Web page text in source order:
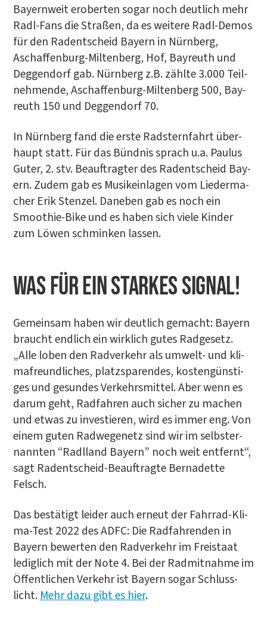
Bay­ern­weit erober­ten sogar noch deut­lich mehr
Radl-Fans die Stra­ßen, da es wei­te­re Radl-Demos
für den Radent­scheid Bay­ern in Nürn­berg,
Aschaf­fen­burg-Mil­ten­berg, Hof, Bay­reuth und
Deg­gen­dorf gab. Nürn­berg z.B. zähl­te 3.000 Teil­
neh­men­de, Aschaf­fen­burg-Mil­ten­berg 500, Bay­
reuth 150 und Deg­gen­dorf 70.
In Nürn­berg fand die ers­te Rad­stern­fahrt über­
haupt statt. Für das Bünd­nis sprach u.a. Pau­lus
Guter, 2. stv. Beauf­trag­ter des Radent­scheid Bay­
ern. Zudem gab es Musik­ein­la­gen vom Lie­der­ma­
cher Erik Sten­zel. Dane­ben gab es noch ein
Smoothie-Bike und es haben sich vie­le Kin­der
zum Löwen schmin­ken lassen.
Was für ein star­kes Signal!
Gemein­sam haben wir deut­lich gemacht: Bay­ern
braucht end­lich ein wirk­lich gutes Rad­ge­setz.
„Alle loben den Rad­ver­kehr als umwelt- und kli­
ma­freund­li­ches, platz­spa­ren­des, kos­ten­güns­ti­
ges und gesun­des Ver­kehrs­mit­tel. Aber wenn es
dar­um geht, Rad­fah­ren auch sicher zu machen
und etwas zu inves­tie­ren, wird es immer eng. Von
einem guten Rad­we­ge­netz sind wir im selbst­er­
nann­ten “Radl­land Bay­ern” noch weit ent­fernt“,
sagt Radent­scheid-Beauf­trag­te Ber­na­dette
Felsch.
Das bestä­tigt lei­der auch erneut der Fahr­rad-Kli­
ma-Test 2022 des ADFC: Die Rad­fah­ren­den in
Bay­ern bewer­ten den Rad­ver­kehr im Frei­staat
ledig­lich mit der Note 4. Bei der Rad­mit­nah­me im
Öffent­li­chen Ver­kehr ist Bay­ern sogar Schluss­
licht.Mehr dazu gibt es hier.